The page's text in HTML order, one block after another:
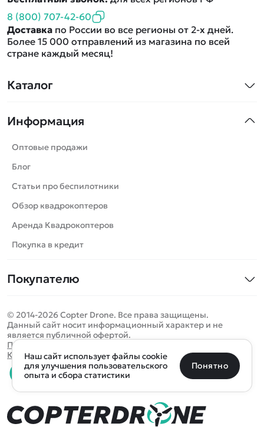
Каталог
Машинки
Танки
Вертолеты
Катера
Роботы
Самолеты
Сборные модели
Спецтехника
Игрушки
Запчасти для моделей
Бренды
Информация
Оптовые продажи
Блог
Статьи про беспилотники
Обзор квадрокоптеров
Аренда Квадрокоптеров
Покупка в кредит
Покупателю
Оплата и доставка
Помощь
Отследить заказ
Оплата на сайте
8 (800) 707-42-60
Доставка по России во все регионы от 2-х дней.
Более 15 000 отправлений из магазина по всей
стране каждый месяц!
© 2014-2026 Copter Drone. Все права защищены.
Данный сайт носит информационный характер и не
является публичной офертой.
Политика конфиденциальности
Карта сайта
0 товаров Очистить
0 ₽ В корзину
Определить местоположение
Санкт-Петербург Москва Майкоп Уфа
Все подборки
Ещё более 300 населённых пунктов
Наш сайт использует файлы cookie
для улучшения пользовательского
опыта и сбора статистики
Понятно